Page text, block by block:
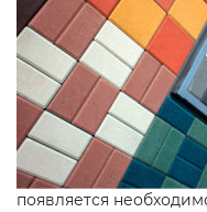
появляется